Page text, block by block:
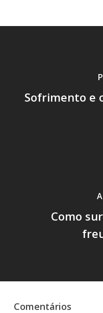
Sofrimento e
Como
Comentários